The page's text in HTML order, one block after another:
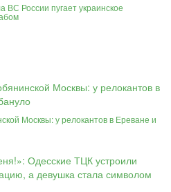
ВС России пугает украинское
Москвы: у релокантов в Ереване и